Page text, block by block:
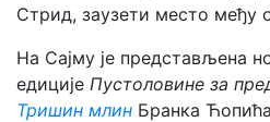
Стрид, заузети место
На Сајму је представљена
едиције Пустоловине за
Тришин млин Бранка